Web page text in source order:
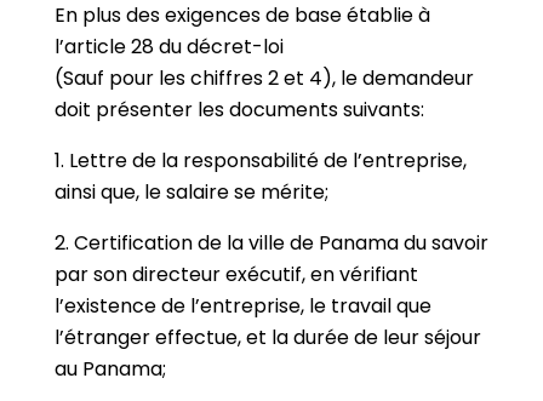
En plus des exigences de base établie à
l’article 28 du décret-loi
(Sauf pour les chiffres 2 et 4), le demandeur
doit présenter les documents suivants:
1. Lettre de la responsabilité de l’entreprise,
ainsi que, le salaire se mérite;
2. Certification de la ville de Panama du savoir
par son directeur exécutif, en vérifiant
l’existence de l’entreprise, le travail que
l’étranger effectue, et la durée de leur séjour
au Panama;